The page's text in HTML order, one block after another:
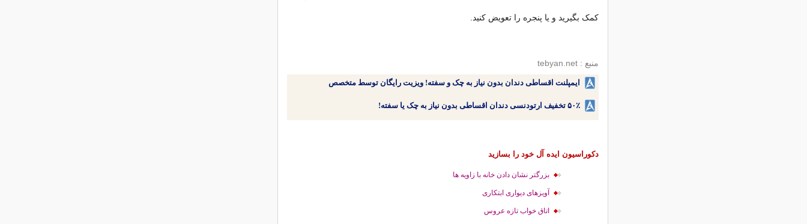
کمک بگیرید و یا پنجره را تعویض کنید.
منبع : tebyan.net
ایمپلنت اقساطی دندان بدون نیاز به چک و سفته! ویزیت رایگان توسط متخصص
۵۰٪ تخفیف ارتودنسی دندان اقساطی بدون نیاز به چک یا سفته!
دکوراسیون ایده آل خود را بسازید
بزرگتر نشان دادن خانه با زاویه ها
آویزهای دیواری ابتکاری
اتاق خواب تازه عروس